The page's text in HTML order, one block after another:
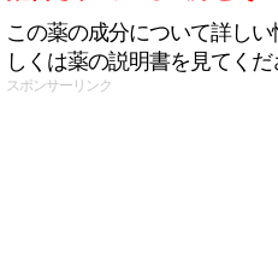
この薬の成分について詳し
しくは薬の説明書を見てくだ
スポンサーリンク